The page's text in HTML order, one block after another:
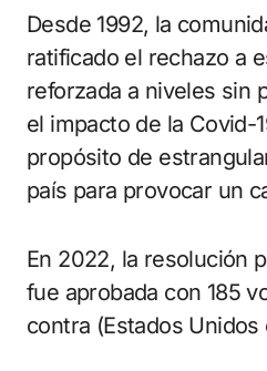
Desde 1992, la
ratificado el rechazo a
reforzada a niveles sin
el impacto de la Covid-
propósito de
país para provocar un
En 2022, la resolución
fue aprobada con 185
contra (Estados Unidos